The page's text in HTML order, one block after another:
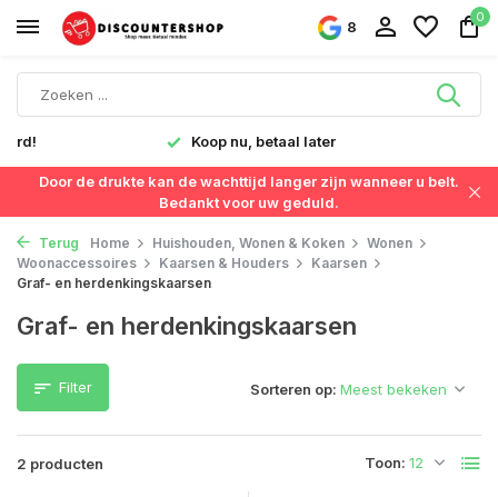
8
0
Koop nu, betaal later
Door de drukte kan de wachttijd langer zijn wanneer u belt.
Bedankt voor uw geduld.
Terug Home Huishouden, Wonen & Koken
Wonen
Woonaccessoires
Kaarsen & Houders
Kaarsen
Graf- en herdenkingskaarsen
Graf- en herdenkingskaarsen
Filter
2 producten Toon:
Sorteren op: